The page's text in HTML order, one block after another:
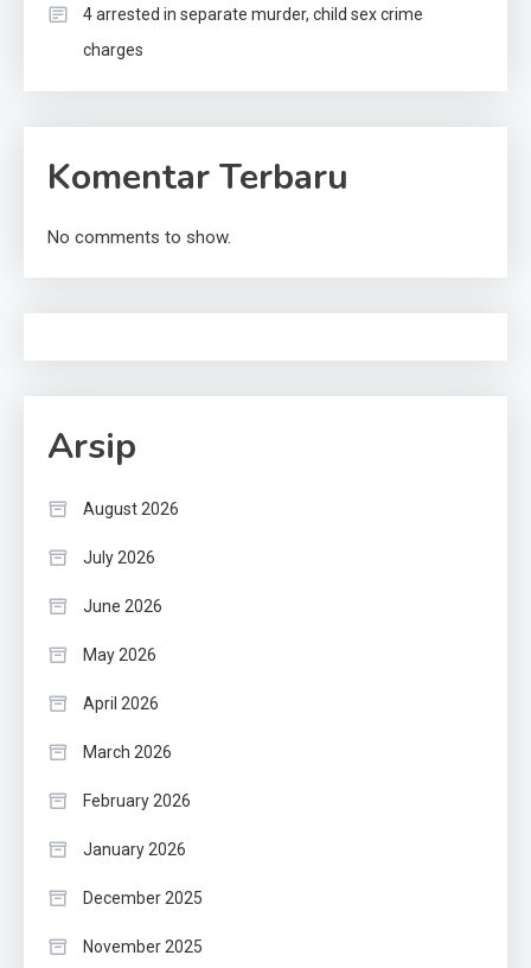
4 arrested in separate murder, child sex crime
charges
Komentar Terbaru
No comments to show.
Arsip
August 2026
July 2026
June 2026
May 2026
April 2026
March 2026
February 2026
January 2026
December 2025
November 2025